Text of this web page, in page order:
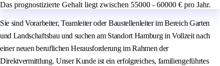
Das prognostizierte Gehalt liegt zwischen 55000 - 60000 € pro Jahr.
Sie sind Vorarbeiter, Teamleiter oder Baustellenleiter im Bereich Garten
und Landschaftsbau und suchen am Standort Hamburg in Vollzeit nach
einer neuen beruflichen Herausforderung im Rahmen der
Direktvermittlung. Unser Kunde ist ein erfolgreiches, familiengeführtes